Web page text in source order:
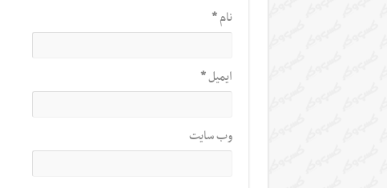
نام*
ایمیل*
وب‌ سایت